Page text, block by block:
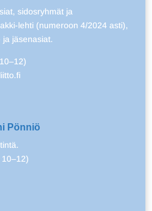
sidosryhmät ja
lehti (numeroon 4/2024 asti),
ja jäsenasiat.
Pönniö